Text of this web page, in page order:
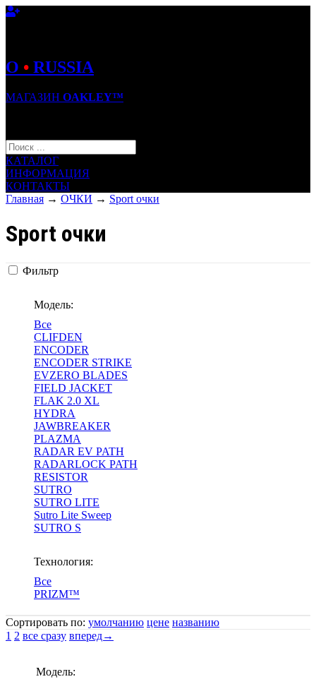
O • RUSSIA
МАГАЗИН OAKLEY™
КАТАЛОГ
ИНФОРМАЦИЯ
КОНТАКТЫ
Главная → ОЧКИ → Sport очки
Sport очки
Фильтр
Модель:
Все
CLIFDEN
ENCODER
ENCODER STRIKE
EVZERO BLADES
FIELD JACKET
FLAK 2.0 XL
HYDRA
JAWBREAKER
PLAZMA
RADAR EV PATH
RADARLOCK PATH
RESISTOR
SUTRO
SUTRO LITE
Sutro Lite Sweep
SUTRO S
Технология:
Все
PRIZM™
Сортировать по: умолчанию цене названию
1 2 все сразу вперед→
Модель: